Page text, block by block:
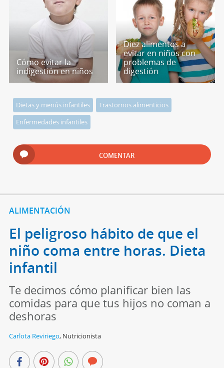
Cómo evitar la
indigestión en niños
Diez alimentos a
evitar en niños con
problemas de
digestión
Dietas y menús infantiles
Trastornos alimenticios
Enfermedades infantiles
COMENTAR
ALIMENTACIÓN
El peligroso hábito de que el
niño coma entre horas. Dieta
infantil
Te decimos cómo planificar bien las
comidas para que tus hijos no coman a
deshoras
Carlota Reviriego, Nutricionista